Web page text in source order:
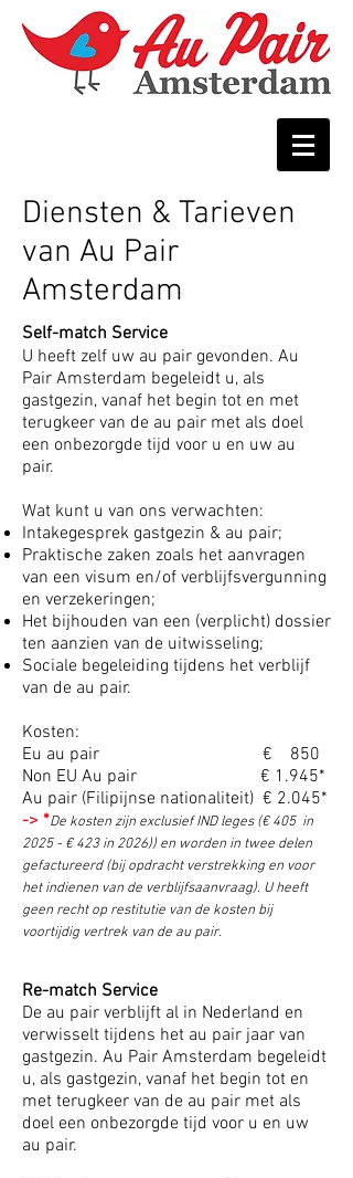
Diensten & Tarieven
van Au Pair
Amsterdam
Self-match Service
U heeft zelf uw au pair gevonden. Au
Pair Amsterdam begeleidt u, als
gastgezin, vanaf het begin tot en met
terugkeer van de au pair met als doel
een onbezorgde tijd voor u en uw au
pair.
Wat kunt u van ons verwachten:
Intakegesprek gastgezin & au pair;
Praktische zaken zoals het aanvragen
van een visum en/of verblijfsvergunning
en verzekeringen;
Het bijhouden van een (verplicht) dossier
ten aanzien van de uitwisseling;
Sociale begeleiding tijdens het verblijf
van de au pair.
Kosten:
Eu au pair € 850
Non EU Au pair € 1.945*
Au pair (Filipijnse nationaliteit) € 2.045*
-> *De kosten zijn exclusief IND leges (€ 405 in
2025 - € 423 in 2026)) en worden in twee delen
gefactureerd (bij opdracht verstrekking en voor
het indienen van de verblijfsaanvraag). U heeft
geen recht op restitutie van de kosten bij
voortijdig vertrek van de au pair.
Re-match Service
De au pair verblijft al in Nederland en
verwisselt tijdens het au pair jaar van
gastgezin. Au Pair Amsterdam begeleidt
u, als gastgezin, vanaf het begin tot en
met terugkeer van de au pair met als
doel een onbezorgde tijd voor u en uw
au pair.